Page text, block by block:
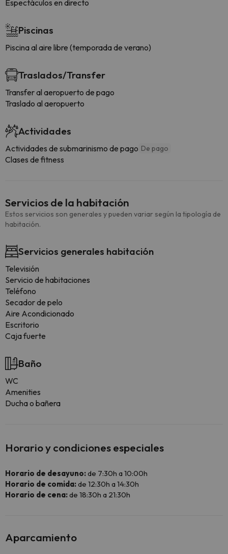
Espectáculos en directo
Piscinas
Piscina al aire libre (temporada de verano)
Traslados/Transfer
Transfer al aeropuerto de pago
Traslado al aeropuerto
Actividades
Actividades de submarinismo de pago De pago
Clases de fitness
Servicios de la habitación
Estos servicios son generales y pueden variar según la tipología de
habitación.
Servicios generales habitación
Televisión
Servicio de habitaciones
Teléfono
Secador de pelo
Aire Acondicionado
Escritorio
Caja fuerte
Baño
WC
Amenities
Ducha o bañera
Horario y condiciones especiales
Horario de desayuno:de 7:30h a 10:00h
Horario de comida:de 12:30h a 14:30h
Horario de cena:de 18:30h a 21:30h
Aparcamiento